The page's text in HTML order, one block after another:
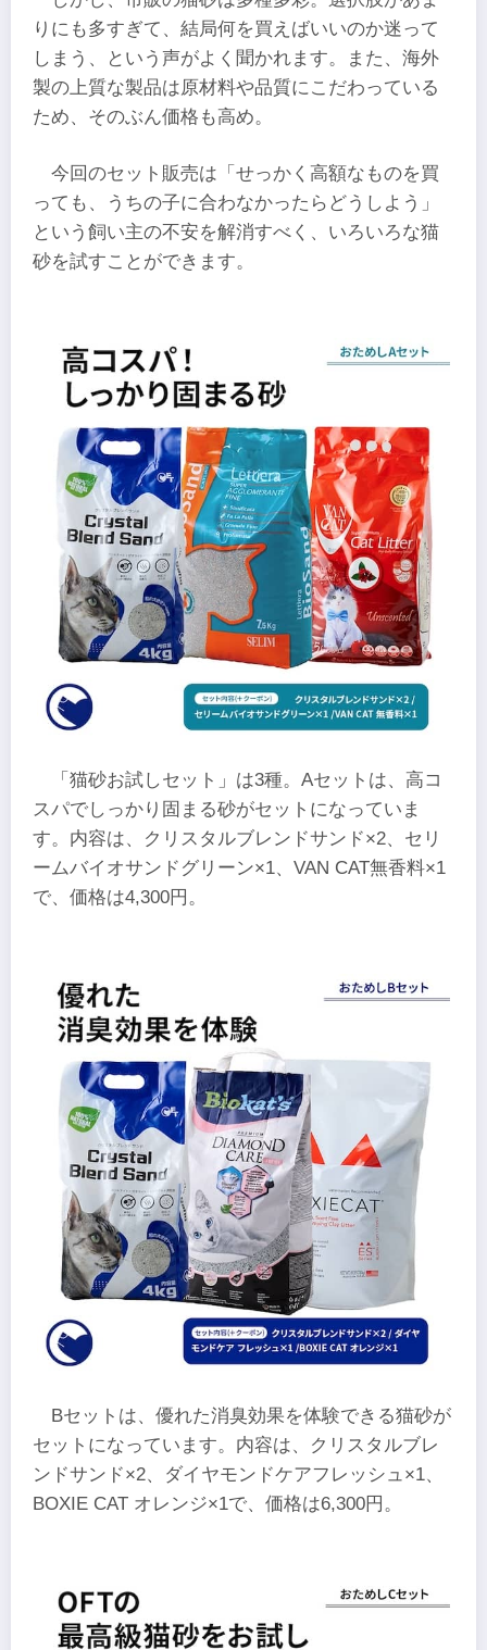
りにも多すぎて、結局何を買えばいいのか迷って
しまう、という声がよく聞かれます。また、海外
製の上質な製品は原材料や品質にこだわっている
ため、そのぶん価格も高め。
今回のセット販売は「せっかく高額なものを買
っても、うちの子に合わなかったらどうしよう」
という飼い主の不安を解消すべく、いろいろな猫
砂を試すことができます。
「猫砂お試しセット」は3種。Aセットは、高コ
スパでしっかり固まる砂がセットになっていま
す。内容は、クリスタルブレンドサンド×2、セリ
ームバイオサンドグリーン×1、VAN CAT無香料×1
で、価格は4,300円。
Bセットは、優れた消臭効果を体験できる猫砂が
セットになっています。内容は、クリスタルブレ
ンドサンド×2、ダイヤモンドケアフレッシュ×1、
BOXIE CAT オレンジ×1で、価格は6,300円。